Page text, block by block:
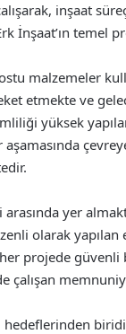
inşaat
temel
malzemeler
etmekte ve
yüksek
yer
olarak
projede güvenli
çalışan
hedeflerinden